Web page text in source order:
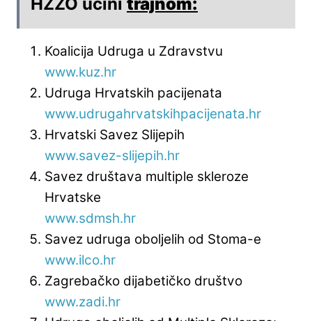
Koalicija Udruga u Zdravstvu
www.kuz.hr
Udruga Hrvatskih pacijenata
www.udrugahrvatskihpacijenata.hr
Hrvatski Savez Slijepih
www.savez-slijepih.hr
Savez društava multiple skleroze
Hrvatske
www.sdmsh.hr
Savez udruga oboljelih od Stoma-e
www.ilco.hr
Zagrebačko dijabetičko društvo
www.zadi.hr